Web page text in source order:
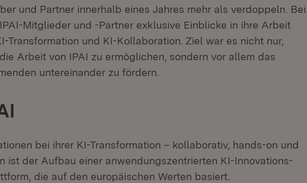
und Partner innerhalb eines Jahres mehr als verdoppeln. Bei
Mitglieder und -Partner exklusive Einblicke in ihre Arbeit
Transformation und KI-Kollaboration. Ziel war es nicht nur,
Arbeit von IPAI zu ermöglichen, sondern vor allem das
untereinander zu fördern.
bei ihrer KI-Transformation – kollaborativ, hands-on und
ist der Aufbau einer anwendungszentrierten KI-Innovations-
die auf den europäischen Werten basiert.